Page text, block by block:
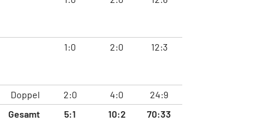
1:0 2:0 12:3
Doppel 2:0 4:0
24:9
Gesamt
5:1 10:2 70:33